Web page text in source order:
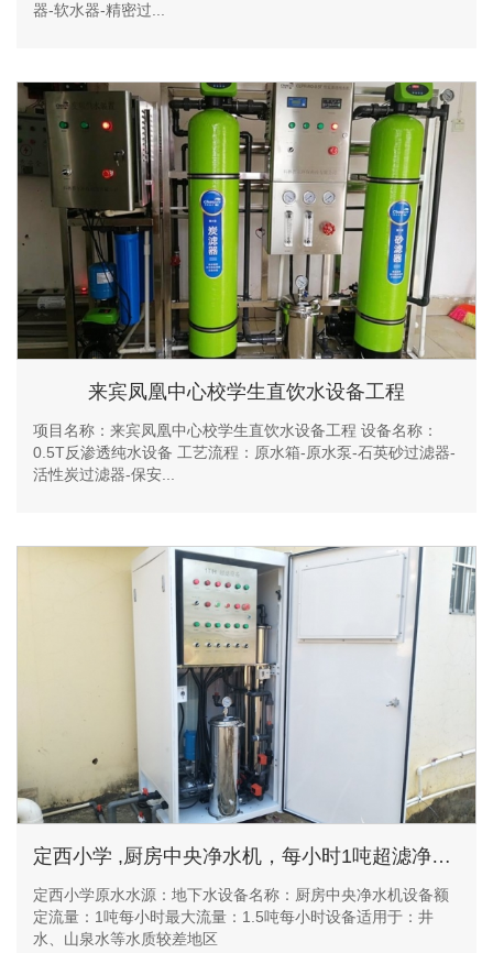
器-软水器-精密过...
来宾凤凰中心校学生直饮水设备工程
项目名称：来宾凤凰中心校学生直饮水设备工程 设备名称：
0.5T反渗透纯水设备 工艺流程：原水箱-原水泵-石英砂过滤器-
活性炭过滤器-保安...
定西小学 ,厨房中央净水机，每小时1吨超滤净水设备
定西小学原水水源：地下水设备名称：厨房中央净水机设备额
定流量：1吨每小时最大流量：1.5吨每小时设备适用于：井
水、山泉水等水质较差地区